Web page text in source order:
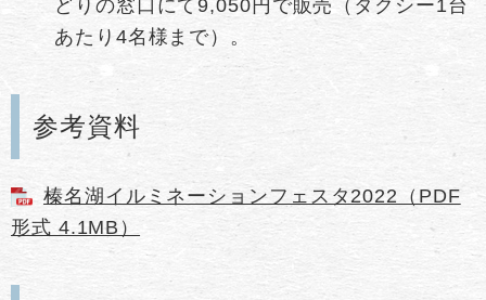
どりの窓口にて9,050円で販売（タクシー1台
あたり4名様まで）。
参考資料
榛名湖イルミネーションフェスタ2022（PDF
形式 4.1MB）